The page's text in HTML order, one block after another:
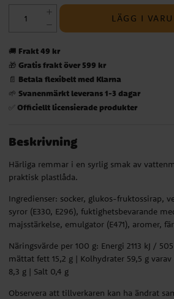
LÄGG I
🚚 Frakt 49 kr
🎁 Gratis frakt över 599 kr
📄 Betala flexibelt med Klarna
🌱 Svanenmärkt leverans 1-3 dagar
✅ Officiellt licensierade produkter
Beskrivning
Härliga remmar i en syrlig smak av
praktisk plastlåda.
Ingredienser: socker, glukos-fruktossirap,
syror (E330, E296), fuktighetsbevarande
majsstärkelse, emulgator (E471), aromer,
Näringsvärde per 100 g: Energi 2113 kJ /
mättat fett 15,2 g | Kolhydrater 59,5 g
8,3 g | Salt 0,4 g
Observera att tillverkaren kan ha ändrat